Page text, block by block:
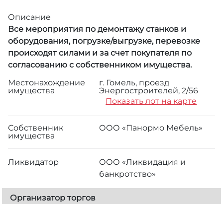
Описание
Все мероприятия по демонтажу станков и
оборудования, погрузке/выгрузке, перевозке
происходят силами и за счет покупателя по
согласованию с собственником имущества.
Местонахождение
имущества
г. Гомель, проезд
Энергостроителей, 2/56
Показать лот на карте
Собственник
имущества
ООО «Панормо Мебель»
Ликвидатор
ООО «Ликвидация и
банкротство»
Организатор торгов